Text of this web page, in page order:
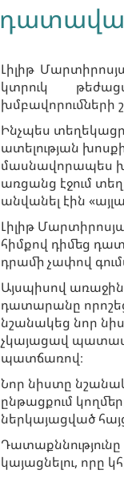
Լիլիթ
կտրուկ
խմբավորումների
Ինչպես
ատելության
մասնավորապես
առցանց էջում
անվանել էին
Լիլիթ
հիմքով դիմեց
դրամի չափով
Այսպիսով
դատարանը
նշանակեց նոր
չկայացավ
պատճառով։
Նոր նիստը
ընթացքում
ներկայացված
կայացնելու, որը